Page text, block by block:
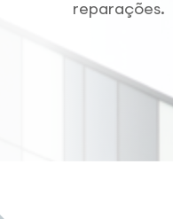
reparações.